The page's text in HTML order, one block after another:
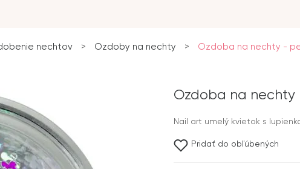
nechtov > Ozdoby na nechty > Ozdoba na nechty -
Ozdoba na
Nail art umelý kvietok s
Pridať do obľúbených